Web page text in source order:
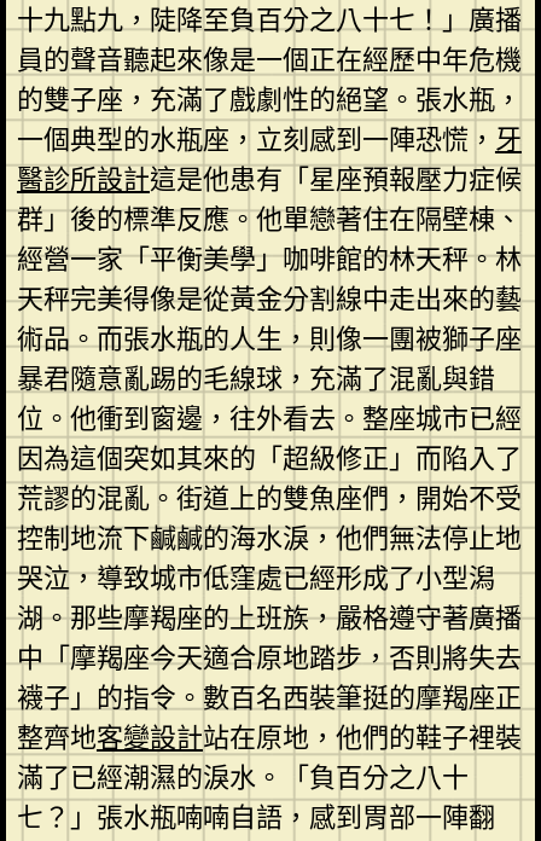
十九點九，陡降至負百分之八十七！」廣播
員的聲音聽起來像是一個正在經歷中年危機
的雙子座，充滿了戲劇性的絕望。張水瓶，
一個典型的水瓶座，立刻感到一陣恐慌， 牙
醫診所設計這是他患有「星座預報壓力症候
群」後的標準反應。他單戀著住在隔壁棟、
經營一家「平衡美學」咖啡館的林天秤。林
天秤完美得像是從黃金分割線中走出來的藝
術品。而張水瓶的人生，則像一團被獅子座
暴君隨意亂踢的毛線球，充滿了混亂與錯
位。他衝到窗邊，往外看去。整座城市已經
因為這個突如其來的「超級修正」而陷入了
荒謬的混亂。街道上的雙魚座們，開始不受
控制地流下鹹鹹的海水淚，他們無法停止地
哭泣，導致城市低窪處已經形成了小型潟
湖。那些摩羯座的上班族，嚴格遵守著廣播
中「摩羯座今天適合原地踏步，否則將失去
襪子」的指令。數百名西裝筆挺的摩羯座正
整齊地客變設計站在原地，他們的鞋子裡裝
滿了已經潮濕的淚水。「負百分之八十
七？」張水瓶喃喃自語，感到胃部一陣翻